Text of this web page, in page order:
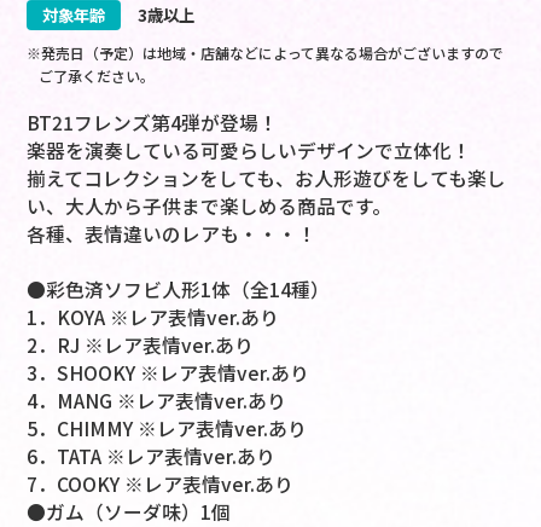
対象年齢
3歳以上
※発売日（予定）は地域・店舗などによって異なる場合がございますので
ご了承ください。
BT21フレンズ第4弾が登場！
楽器を演奏している可愛らしいデザインで立体化！
揃えてコレクションをしても、お人形遊びをしても楽し
い、大人から子供まで楽しめる商品です。
各種、表情違いのレアも・・・！
●彩色済ソフビ人形1体（全14種）
1．KOYA ※レア表情ver.あり
2．RJ ※レア表情ver.あり
3．SHOOKY ※レア表情ver.あり
4．MANG ※レア表情ver.あり
5．CHIMMY ※レア表情ver.あり
6．TATA ※レア表情ver.あり
7．COOKY ※レア表情ver.あり
●ガム（ソーダ味）1個